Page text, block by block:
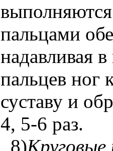
пальцами
надавливая
пальцев ног
суставу и
4, 5-6 раз.
8)Круговые